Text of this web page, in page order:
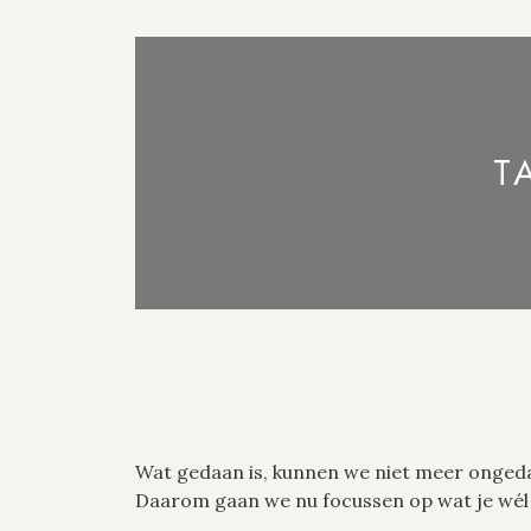
Wat gedaan is, kunnen we niet meer
Daarom gaan we nu focussen op wat je